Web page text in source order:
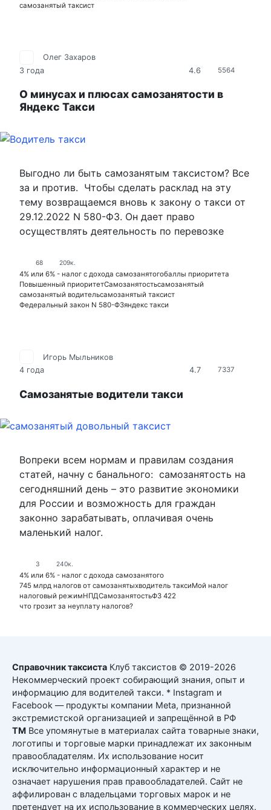
самозанятый таксист
5564
4.6
Олег Захаров
3 года
О минусах и плюсах самозанятости в
Яндекс Такси
Выгодно ли быть самозанятым таксистом? Все
за и против. Чтобы сделать расклад на эту
тему возвращаемся вновь к закону о такси от
29.12.2022 N 580-ФЗ. Он дает право
осуществлять деятельность по перевозке
68 209к.
4% или 6% - налог с дохода самозанятогобаллы приоритета
Повышенный приоритетСамозанятостьсамозанятый
самозанятый водительсамозанятый таксист
Федеральный закон N 580-ФЗяндекс такси
7337
4.7
Игорь Мыльников
4 года
Самозанятые водители такси
Вопреки всем нормам и правилам создания
статей, начну с банального: самозанятость на
сегодняшний день – это развитие экономики
для России и возможность для граждан
законно зарабатывать, оплачивая очень
маленький налог.
3 240к.
4% или 6% - налог с дохода самозанятого
745 млрд налогов от самозанятыхводитель таксиМой налог
налоговый режимНПДСамозанятостьФЗ 422
что грозит за неуплату налогов?
Справочник таксиста Клуб таксистов © 2019-2026
Некоммерческий проект собирающий знания, опыт и
информацию для водителей такси. * Instagram и
Facebook — продукты компании Meta, признанной
экстремистской организацией и запрещённой в РФ
ТМ Все упомянутые в материалах сайта товарные знаки,
логотипы и торговые марки принадлежат их законным
правообладателям. Их использование носит
исключительно информационный характер и не
означает нарушения прав правообладателей. Сайт не
аффилирован с владельцами торговых марок и не
претендует на их использование в коммерческих целях.